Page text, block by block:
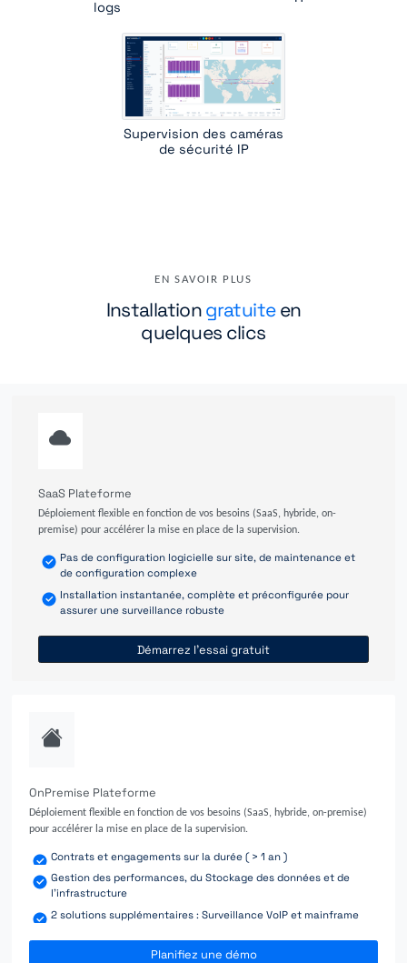
logs
Supervision des caméras
de sécurité IP
EN SAVOIR PLUS
Installationgratuiteen
quelques clics
SaaS Plateforme
Déploiement flexible en fonction de vos besoins (SaaS, hybride, on-
premise) pour accélérer la mise en place de la supervision.
Pas de configuration logicielle sur site, de maintenance et
de configuration complexe
Installation instantanée, complète et préconfigurée pour
assurer une surveillance robuste
Démarrez l'essai gratuit
OnPremise Plateforme
Déploiement flexible en fonction de vos besoins (SaaS, hybride, on-premise)
pour accélérer la mise en place de la supervision.
Contrats et engagements sur la durée ( > 1 an )
Gestion des performances, du Stockage des données et de
l'infrastructure
2 solutions supplémentaires : Surveillance VoIP et mainframe
Planifiez une démo